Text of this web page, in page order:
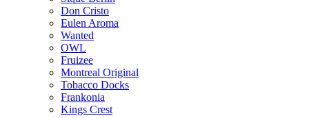
Don Cristo
Eulen Aroma
Wanted
OWL
Fruizee
Montreal Original
Tobacco Docks
Frankonia
Kings Crest